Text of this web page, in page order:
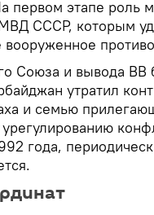
первом этапе роль
СССР, которым
вооруженное
Союза и вывода ВВ
утратил
и семью
года,